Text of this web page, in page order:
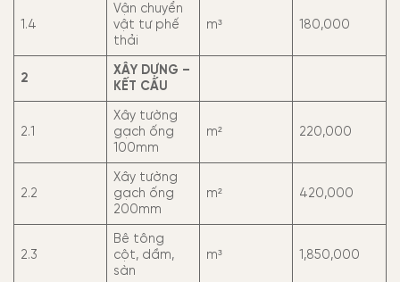
1.4
Vận chuyển
vật tư phế
thải
m³ 180,000
2
XÂY DỰNG –
KẾT CẤU
2.1
Xây tường
gạch ống
100mm
m² 220,000
2.2
Xây tường
gạch ống
200mm
m² 420,000
2.3
Bê tông
cột, dầm,
sàn
m³ 1,850,000